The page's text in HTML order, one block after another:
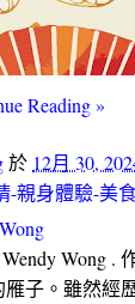
Reading »
於 12月 30,
-親身體驗-美
Wong .
子。雖然經